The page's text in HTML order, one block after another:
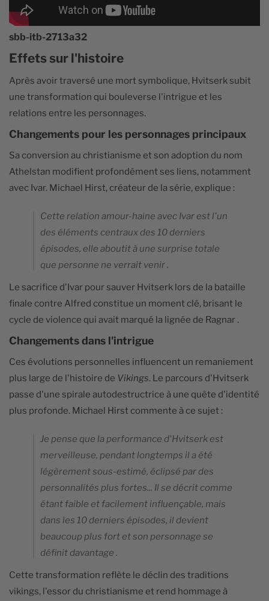
sbb-itb-2713a32
Effets sur l'histoire
Après avoir traversé une mort symbolique, Hvitserk subit
une transformation qui bouleverse l'intrigue et les
relations entre les personnages.
Changements pour les personnages principaux
Sa conversion au christianisme et son adoption du nom
Athelstan modifient profondément ses liens, notamment
avec Ivar. Michael Hirst, créateur de la série, explique :
Cette relation amour-haine avec Ivar est l'un
des éléments centraux des 10 derniers
épisodes, elle aboutit à une surprise totale
que personne ne verrait venir .
Le sacrifice d'Ivar pour sauver Hvitserk lors de la bataille
finale contre Alfred constitue un moment clé, brisant le
cycle de violence qui avait marqué la lignée de Ragnar .
Changements dans l'intrigue
Ces évolutions personnelles influencent un remaniement
plus large de l'histoire de Vikings. Le parcours d'Hvitserk
passe d'une spirale autodestructrice à une quête d'identité
plus profonde. Michael Hirst commente à ce sujet :
Je pense que la performance d'Hvitserk est
merveilleuse, pendant longtemps il a été
légèrement sous-estimé, éclipsé par des
personnalités plus fortes... Il se décrit comme
étant faible et facilement influençable, mais
dans les 10 derniers épisodes, il devient
beaucoup plus fort et son personnage se
définit davantage .
Cette transformation reflète le déclin des traditions
vikings, l'essor du christianisme et rend hommage à